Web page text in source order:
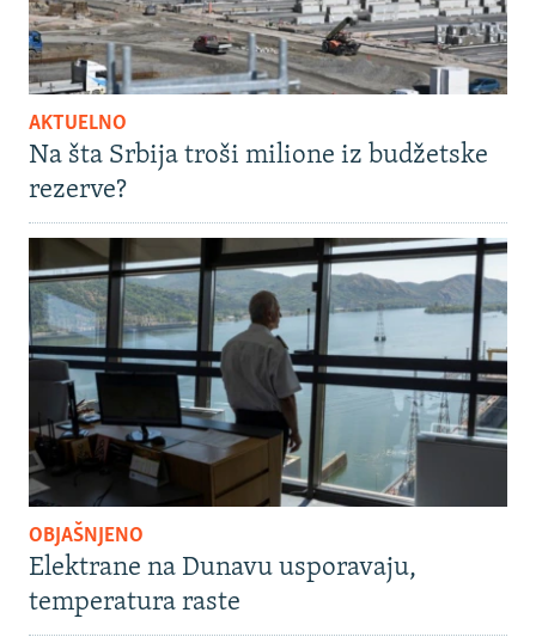
AKTUELNO
Na šta Srbija troši milione iz budžetske
rezerve?
OBJAŠNJENO
Elektrane na Dunavu usporavaju,
temperatura raste